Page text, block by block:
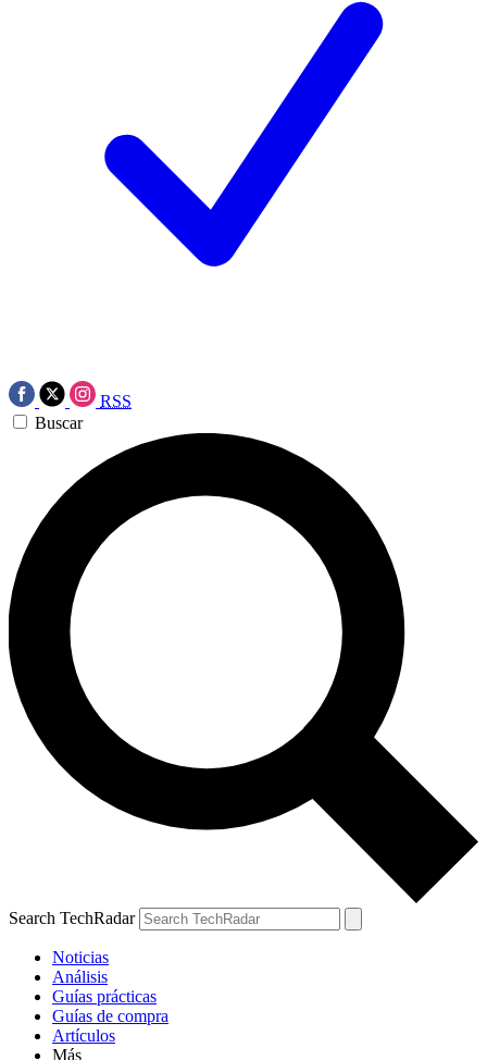
RSS
Buscar
Search TechRadar
Noticias
Análisis
Guías prácticas
Guías de compra
Artículos
Más